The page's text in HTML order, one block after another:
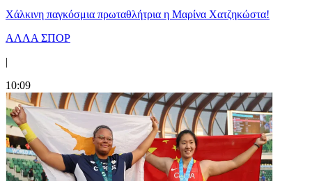
Χάλκινη παγκόσμια πρωταθλήτρια η Μαρίνα Χατζηκώστα!
ΑΛΛΑ ΣΠΟΡ
|
10:09